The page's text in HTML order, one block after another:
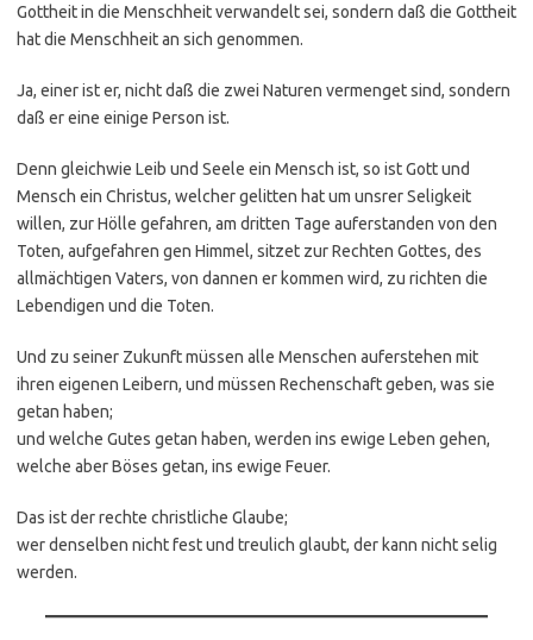
Gottheit in die Menschheit verwandelt sei, sondern daß die Gottheit
hat die Menschheit an sich genommen.
Ja, einer ist er, nicht daß die zwei Naturen vermenget sind, sondern
daß er eine einige Person ist.
Denn gleichwie Leib und Seele ein Mensch ist, so ist Gott und
Mensch ein Christus, welcher gelitten hat um unsrer Seligkeit
willen, zur Hölle gefahren, am dritten Tage auferstanden von den
Toten, aufgefahren gen Himmel, sitzet zur Rechten Gottes, des
allmächtigen Vaters, von dannen er kommen wird, zu richten die
Lebendigen und die Toten.
Und zu seiner Zukunft müssen alle Menschen auferstehen mit
ihren eigenen Leibern, und müssen Rechenschaft geben, was sie
getan haben;
und welche Gutes getan haben, werden ins ewige Leben gehen,
welche aber Böses getan, ins ewige Feuer.
Das ist der rechte christliche Glaube;
wer denselben nicht fest und treulich glaubt, der kann nicht selig
werden.